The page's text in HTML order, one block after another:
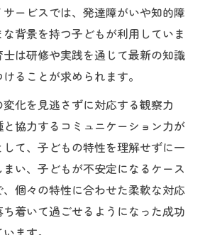
ービスでは、発達障がいや知的障
背景を持つ子どもが利用していま
は研修や実践を通じて最新の知識
ることが求められます。
化を見逃さずに対応する観察力
協力するコミュニケーション力が
て、子どもの特性を理解せずに一
い、子どもが不安定になるケース
個々の特性に合わせた柔軟な対応
着いて過ごせるようになった成功